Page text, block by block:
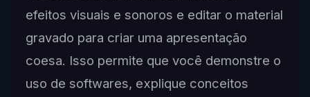
efeitos visuais e sonoros e editar o material
gravado para criar uma apresentação
coesa. Isso permite que você demonstre o
uso de softwares, explique conceitos